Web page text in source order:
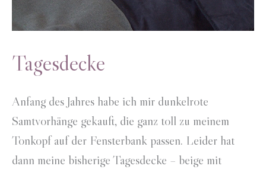
Tagesdecke
Anfang des Jahres habe ich mir dunkelrote
Samtvorhänge gekauft, die ganz toll zu meinem
Tonkopf auf der Fensterbank passen. Leider hat
dann meine bisherige Tagesdecke – beige mit